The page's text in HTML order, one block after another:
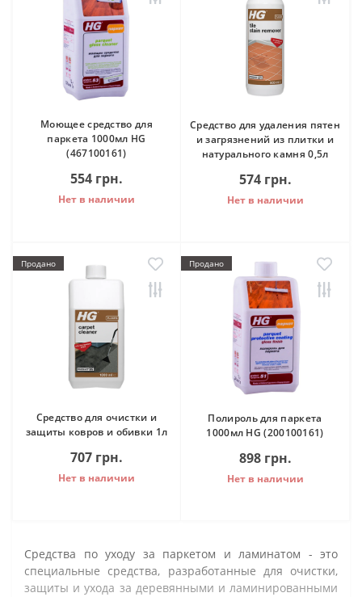
Моющее средство для
паркета 1000мл HG
(467100161)
554 грн.
Нет в наличии
Средство для удаления пятен
и загрязнений из плитки и
натурального камня 0,5л
574 грн.
Нет в наличии
Продано
Средство для очистки и
защиты ковров и обивки 1л
707 грн.
Нет в наличии
Продано
Полироль для паркета
1000мл HG (200100161)
898 грн.
Нет в наличии
Средства по уходу за паркетом и ламинатом - это
специальные средства, разработанные для очистки,
защиты и ухода за деревянными и ламинированными